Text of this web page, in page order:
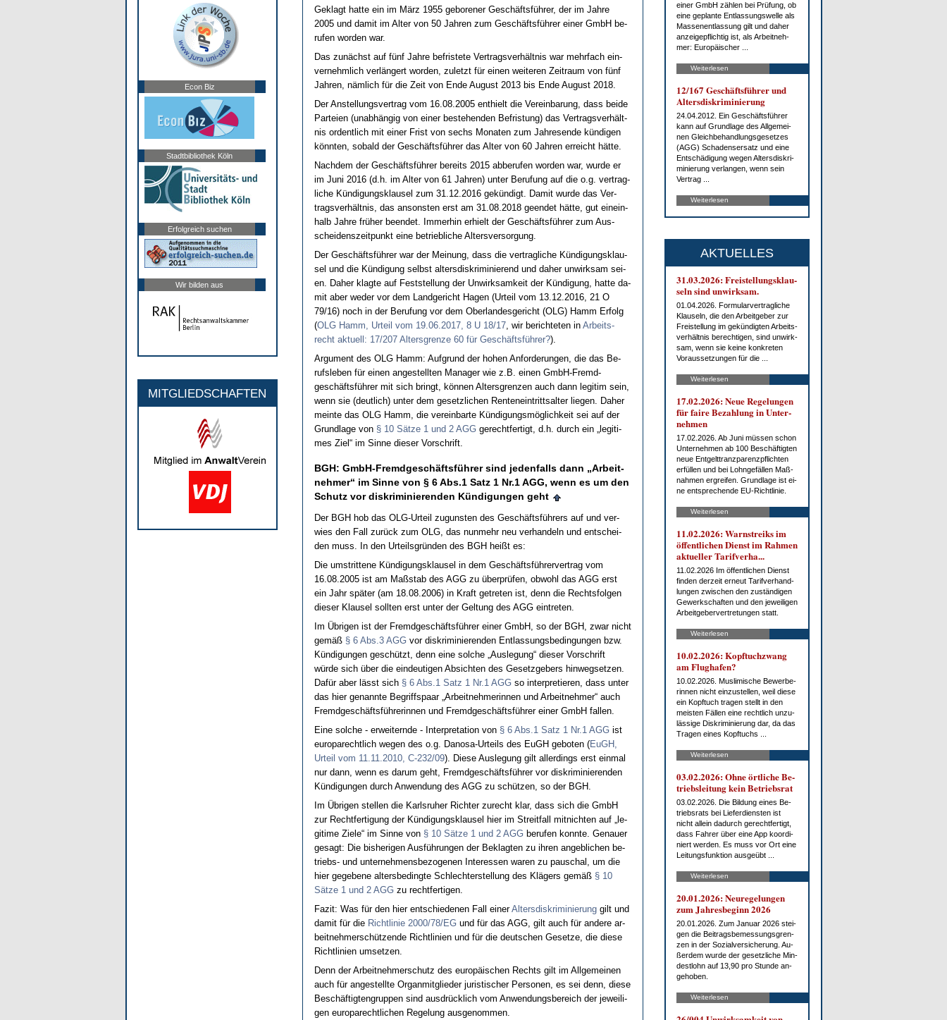
Econ Biz
Stadtbibliothek Köln
Erfolgreich suchen
Wir bilden aus
MITGLIEDSCHAFTEN
Ge­klagt hat­te ein im März 1955 ge­bo­re­ner Geschäftsführer, der im Jah­re
2005 und da­mit im Al­ter von 50 Jah­ren zum Geschäftsführer ei­ner GmbH be­
ru­fen wor­den war.
Das zunächst auf fünf Jah­re be­fris­te­te Ver­trags­verhält­nis war mehr­fach ein­
ver­nehm­lich verlängert wor­den, zu­letzt für ei­nen wei­te­ren Zeit­raum von fünf
Jah­ren, nämlich für die Zeit von En­de Au­gust 2013 bis En­de Au­gust 2018.
Der An­stel­lungs­ver­trag vom 16.08.2005 ent­hielt die Ver­ein­ba­rung, dass bei­de
Par­tei­en (un­abhängig von ei­ner be­ste­hen­den Be­fris­tung) das Ver­trags­verhält­
nis or­dent­lich mit ei­ner Frist von sechs Mo­na­ten zum Jah­res­en­de kündi­gen
könn­ten, so­bald der Geschäftsführer das Al­ter von 60 Jah­ren er­reicht hätte.
Nach­dem der Geschäftsführer be­reits 2015 ab­be­ru­fen wor­den war, wur­de er
im Ju­ni 2016 (d.h. im Al­ter von 61 Jah­ren) un­ter Be­ru­fung auf die o.g. ver­trag­
li­che Kündi­gungs­klau­sel zum 31.12.2016 gekündigt. Da­mit wur­de das Ver­
trags­verhält­nis, das an­sons­ten erst am 31.08.2018 ge­en­det hätte, gut ein­ein­
halb Jah­re früher be­en­det. Im­mer­hin er­hielt der Geschäftsführer zum Aus­
schei­dens­zeit­punkt ei­ne be­trieb­li­che Al­ters­ver­sor­gung.
Der Geschäftsführer war der Mei­nung, dass die ver­trag­li­che Kündi­gungs­klau­
sel und die Kündi­gung selbst al­ters­dis­kri­mi­nie­rend und da­her un­wirk­sam sei­
en. Da­her klag­te auf Fest­stel­lung der Un­wirk­sam­keit der Kündi­gung, hat­te da­
mit aber we­der vor dem Land­ge­richt Ha­gen (Ur­teil vom 13.12.2016, 21 O
79/16) noch in der Be­ru­fung vor dem Ober­lan­des­ge­richt (OLG) Hamm Er­folg
(OLG Hamm, Ur­teil vom 19.06.2017, 8 U 18/17, wir be­rich­te­ten in Ar­beits­
recht ak­tu­ell: 17/207 Al­ters­gren­ze 60 für Geschäftsführer?).
Ar­gu­ment des OLG Hamm: Auf­grund der ho­hen An­for­de­run­gen, die das Be­
rufs­le­ben für ei­nen an­ge­stell­ten Ma­na­ger wie z.B. ei­nen GmbH-Fremd­
geschäftsführer mit sich bringt, können Al­ters­gren­zen auch dann le­gi­tim sein,
wenn sie (deut­lich) un­ter dem ge­setz­li­chen Ren­ten­ein­tritts­al­ter lie­gen. Da­her
mein­te das OLG Hamm, die ver­ein­bar­te Kündi­gungsmöglich­keit sei auf der
Grund­la­ge von § 10 Sätze 1 und 2 AGGge­recht­fer­tigt, d.h. durch ein „le­gi­ti­
mes Ziel“ im Sin­ne die­ser Vor­schrift.
BGH: GmbH-Fremd­geschäftsführer sind je­den­falls dann „Ar­beit­
neh­mer“ im Sin­ne von § 6 Abs.1 Satz 1 Nr.1 AGG, wenn es um den
Schutz vor dis­kri­mi­nie­ren­den Kündi­gun­gen geht
Der BGH hob das OLG-Ur­teil zu­guns­ten des Geschäftsführers auf und ver­
wies den Fall zurück zum OLG, das nun­mehr neu ver­han­deln und ent­schei­
den muss. In den Ur­teils­gründen des BGH heißt es:
Die um­strit­te­ne Kündi­gungs­klau­sel in dem Geschäftsführer­ver­trag vom
16.08.2005 ist am Maßstab des AGG zu über­prüfen, ob­wohl das AGG erst
ein Jahr später (am 18.08.2006) in Kraft ge­tre­ten ist, denn die Rechts­fol­gen
die­ser Klau­sel soll­ten erst un­ter der Gel­tung des AGG ein­tre­ten.
Im Übri­gen ist der Fremd­geschäftsführer ei­ner GmbH, so der BGH, zwar nicht
gemäß § 6 Abs.3 AGGvor dis­kri­mi­nie­ren­den Ent­las­sungs­be­din­gun­gen bzw.
Kündi­gun­gen geschützt, denn ei­ne sol­che „Aus­le­gung“ die­ser Vor­schrift
würde sich über die ein­deu­ti­gen Ab­sich­ten des Ge­setz­ge­bers hin­weg­set­zen.
Dafür aber lässt sich § 6 Abs.1 Satz 1 Nr.1 AGGso in­ter­pre­tie­ren, dass un­ter
das hier ge­nann­te Be­griffs­paar „Ar­beit­neh­me­rin­nen und Ar­beit­neh­mer“ auch
Fremd­geschäftsführe­rin­nen und Fremd­geschäftsführer ei­ner GmbH fal­len.
Ei­ne sol­che - er­wei­tern­de - In­ter­pre­ta­ti­on von § 6 Abs.1 Satz 1 Nr.1 AGGist
eu­ro­pa­recht­lich we­gen des o.g. Da­no­sa-Ur­teils des EuGH ge­bo­ten (EuGH,
Ur­teil vom 11.11.2010, C-232/09). Die­se Aus­le­gung gilt al­ler­dings erst ein­mal
nur dann, wenn es dar­um geht, Fremd­geschäftsführer vor dis­kri­mi­nie­ren­den
Kündi­gun­gen durch An­wen­dung des AGG zu schützen, so der BGH.
Im Übri­gen stel­len die Karls­ru­her Rich­ter zu­recht klar, dass sich die GmbH
zur Recht­fer­ti­gung der Kündi­gungs­klau­sel hier im Streit­fall mit­nich­ten auf „le­
gi­ti­me Zie­le“ im Sin­ne von § 10 Sätze 1 und 2 AGGbe­ru­fen konn­te. Ge­nau­er
ge­sagt: Die bis­he­ri­gen Ausführun­gen der Be­klag­ten zu ih­ren an­geb­li­chen be­
triebs- und un­ter­neh­mens­be­zo­ge­nen In­ter­es­sen wa­ren zu pau­schal, um die
hier ge­ge­be­ne al­ters­be­ding­te Schlech­ter­stel­lung des Klägers gemäß § 10
Sätze 1 und 2 AGGzu recht­fer­ti­gen.
Fa­zit: Was für den hier ent­schie­de­nen Fall ei­nerAl­ters­dis­kri­mi­nie­runggilt und
da­mit für die Richt­li­nie 2000/78/EGund für das AGG, gilt auch für an­de­re ar­
beit­neh­merschützen­de Richt­li­ni­en und für die deut­schen Ge­set­ze, die die­se
Richt­li­ni­en um­set­zen.
Denn der Ar­beit­neh­mer­schutz des eu­ropäischen Rechts gilt im All­ge­mei­nen
auch für an­ge­stell­te Or­gan­mit­glie­der ju­ris­ti­scher Per­so­nen, es sei denn, die­se
Beschäftig­ten­grup­pen sind aus­drück­lich vom An­wen­dungs­be­reich der je­wei­li­
gen eu­ro­pa­recht­li­chen Re­ge­lung aus­ge­nom­men.
ei­ner GmbH zäh­len bei Prü­fung, ob
ei­ne ge­plan­te Ent­las­sungs­wel­le als
Mas­sen­ent­las­sung gilt und da­her
an­zei­ge­pflich­tig ist, als Ar­beit­neh­
mer: Eu­ro­päi­scher ...
Weiterlesen
12/167 Ge­schäfts­füh­rer und
Al­ters­dis­kri­mi­nie­rung
24.04.2012. Ein Ge­schäfts­füh­rer
kann auf Grund­la­ge des All­ge­mei­
nen Gleich­be­hand­lungs­ge­set­zes
(AGG) Scha­dens­er­satz und ei­ne
Ent­schä­di­gung we­gen Al­ters­dis­kri­
mi­nie­rung ver­lan­gen, wenn sein
Ver­trag ...
Weiterlesen
AKTUELLES
31.03.2026: Frei­stel­lungs­klau­
seln sind un­wirk­sam.
01.04.2026. For­mu­lar­ver­trag­li­che
Klau­seln, die den Ar­beit­ge­ber zur
Frei­stel­lung im ge­kün­dig­ten Ar­beits­
ver­hält­nis be­rech­ti­gen, sind un­wirk­
sam, wenn sie kei­ne kon­kre­ten
Vor­aus­set­zun­gen für die ...
Weiterlesen
17.02.2026: Neue Re­ge­lun­gen
für fai­re Be­zah­lung in Un­ter­
neh­men
17.02.2026. Ab Ju­ni müs­sen schon
Un­ter­neh­men ab 100 Be­schäf­tig­ten
neue Ent­gelt­tranz­pa­renz­pflich­ten
er­fül­len und bei Lohn­ge­fäl­len Maß­
nah­men er­grei­fen. Grund­la­ge ist ei­
ne ent­spre­chen­de EU-Richt­li­nie.
Weiterlesen
11.02.2026: Warn­streiks im
öf­fent­li­chen Dienst im Rah­men
ak­tu­el­ler Ta­rif­ver­ha...
11.02.2026 Im öf­fent­li­chen Dienst
fin­den der­zeit er­neut Ta­rif­ver­hand­
lun­gen zwi­schen den zu­stän­di­gen
Ge­werk­schaf­ten und den je­wei­li­gen
Ar­beit­ge­ber­ver­tre­tun­gen statt.
Weiterlesen
10.02.2026: Kopf­tuch­zwang
am Flug­ha­fen?
10.02.2026. Mus­li­mi­sche Be­wer­be­
rin­nen nicht ein­zu­stel­len, weil die­se
ein Kopf­tuch tra­gen stellt in den
meis­ten Fäl­len ei­ne recht­lich un­zu­
läs­si­ge Dis­kri­mi­nie­rung dar, da das
Tra­gen ei­nes Kopf­tuchs ...
Weiterlesen
03.02.2026: Oh­ne ört­li­che Be­
triebs­lei­tung kein Be­triebs­rat
03.02.2026. Die Bil­dung ei­nes Be­
triebs­rats bei Lie­fer­diens­ten ist
nicht al­lein da­durch ge­recht­fer­tigt,
dass Fah­rer über ei­ne App ko­or­di­
niert wer­den. Es muss vor Ort ei­ne
Lei­tungs­funk­ti­on aus­ge­übt ...
Weiterlesen
20.01.2026: Neu­re­ge­lun­gen
zum Jah­res­be­ginn 2026
20.01.2026. Zum Ja­nu­ar 2026 stei­
gen die Bei­trags­be­mes­sungs­gren­
zen in der So­zi­al­ver­si­che­rung. Au­
ßer­dem wur­de der ge­setz­li­che Min­
dest­lohn auf 13,90 pro St­un­de an­
ge­ho­ben.
Weiterlesen